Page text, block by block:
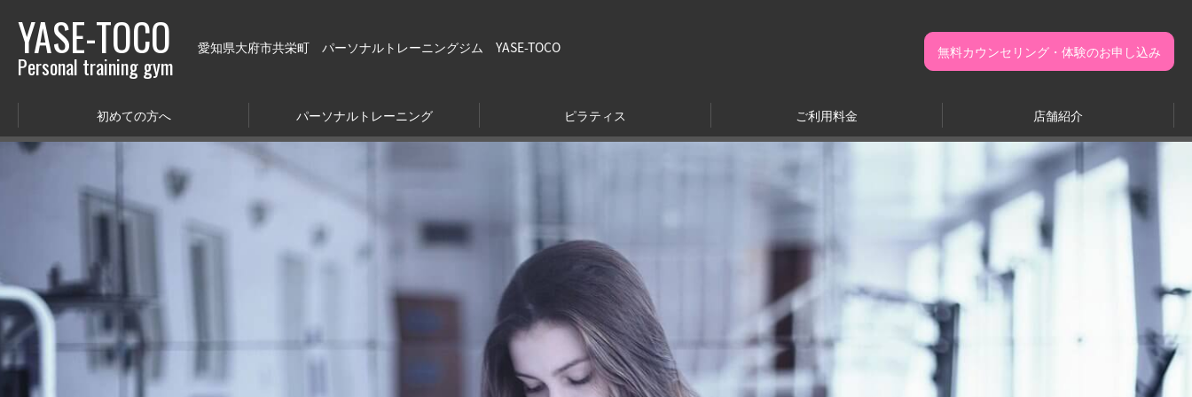
YASE-TOCO
Personal training gym
愛知県大府市共栄町 パーソナルトレーニングジム YASE-TOCO 無料カウンセリング・体験のお申し込み
初めての方へ パーソナルトレーニング ピラティス ご利用料金 店舗紹介